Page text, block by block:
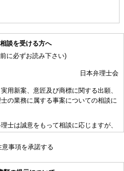
談を受ける方へ
に必ずお読み下さい)
日本弁理士会
用新案、意匠及び商標に関する出願、
の業務に属する事案についての相談に
士は誠意をもって相談に応じますが、
下さい。
意事項を承諾する